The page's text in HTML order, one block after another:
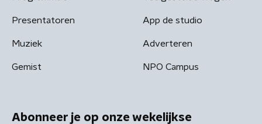
Presentatoren
Muziek
Gemist
App de studio
Adverteren
NPO Campus
Abonneer je op onze wekelijkse